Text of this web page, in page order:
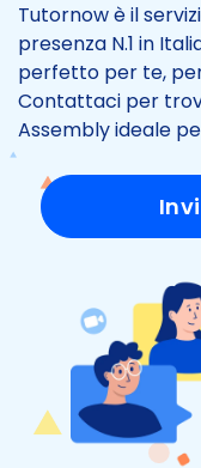
Tutornow è il
presenza N.1 in
perfetto per te,
Contattaci per
Assembly ideale